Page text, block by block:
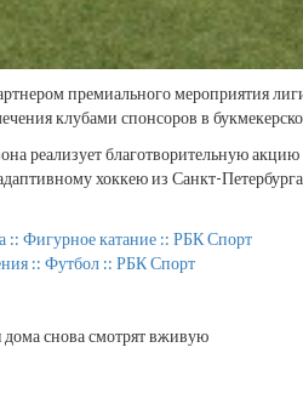
премиального мероприятия
клубами спонсоров в
реализует благотворительную
хоккею из Санкт-
:: Фигурное катание :: РБК Спорт
:: Футбол :: РБК Спорт